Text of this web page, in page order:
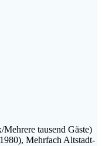
tausend Gäste)
Mehrfach Altstadt-